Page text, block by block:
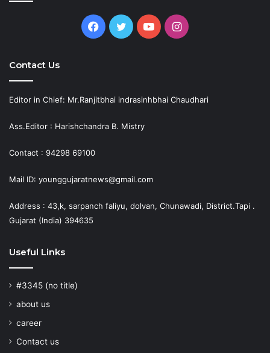
Facebook
TwitterYouTubeInstagram
Contact Us
Editor in Chief: Mr.Ranjitbhai indrasinhbhai Chaudhari
Ass.Editor : Harishchandra B. Mistry
Contact : 94298 69100
Mail ID: younggujaratnews@gmail.com
Address : 43,k, sarpanch faliyu, dolvan, Chunawadi, District.Tapi .
Gujarat (India) 394635
Useful Links
#3345 (no title)
about us
career
Contact us